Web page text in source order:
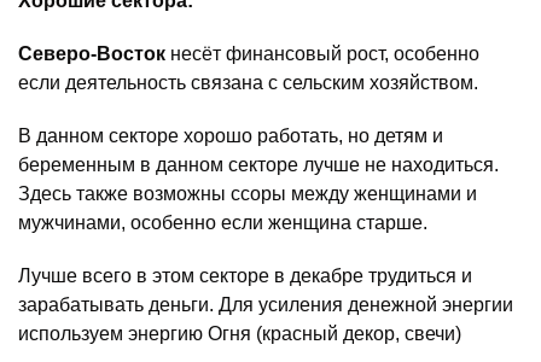
Северо-Восток несёт финансовый рост, особенно
если деятельность связана с сельским хозяйством.
В данном секторе хорошо работать, но детям и
беременным в данном секторе лучше не находиться.
Здесь также возможны ссоры между женщинами и
мужчинами, особенно если женщина старше.
Лучше всего в этом секторе в декабре трудиться и
зарабатывать деньги. Для усиления денежной энергии
используем энергию Огня (красный декор, свечи)